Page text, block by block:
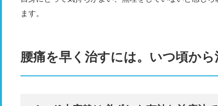
ます。
腰痛を早く治すには。いつ頃か